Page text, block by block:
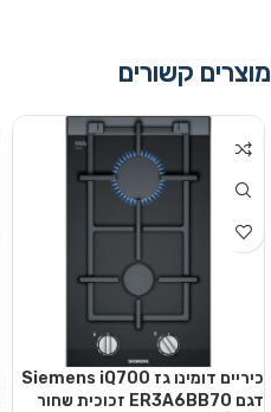
מוצרים קשורים
כיריים דומינו גז Siemens iQ700
דגם ER3A6BB70 זכוכית שחור